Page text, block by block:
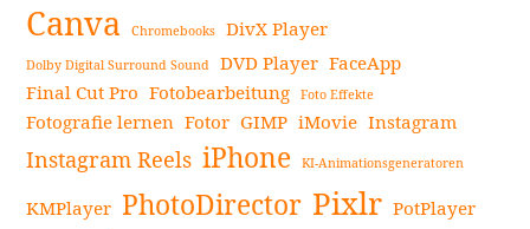
Canva Chromebooks DivX Player
Dolby Digital Surround Sound DVD Player FaceApp
Final Cut Pro Fotobearbeitung Foto Effekte
Fotografie lernen Fotor GIMP iMovie Instagram
Instagram Reels iPhone KI-Animationsgeneratoren
KMPlayer PhotoDirector Pixlr PotPlayer